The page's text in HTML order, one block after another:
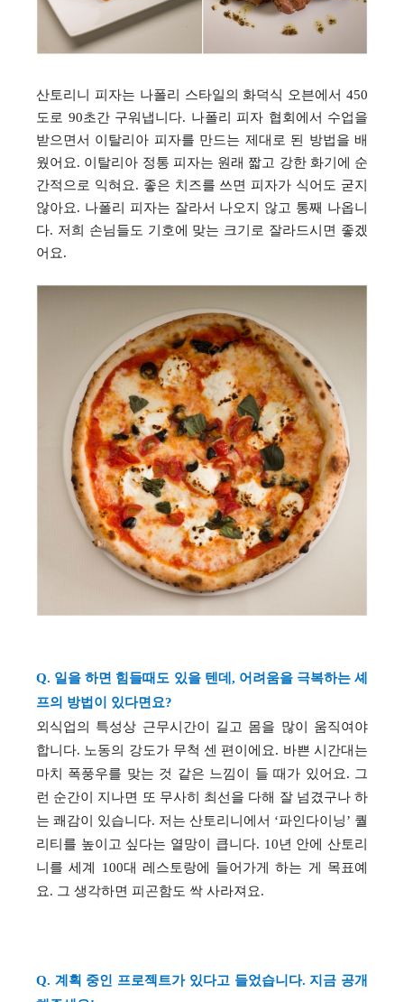
산토리니 피자는 나폴리 스타일의 화덕식 오븐에서 450
도로 90초간 구워냅니다. 나폴리 피자 협회에서 수업을
받으면서 이탈리아 피자를 만드는 제대로 된 방법을 배
웠어요. 이탈리아 정통 피자는 원래 짧고 강한 화기에 순
간적으로 익혀요. 좋은 치즈를 쓰면 피자가 식어도 굳지
않아요. 나폴리 피자는 잘라서 나오지 않고 통째 나옵니
다. 저희 손님들도 기호에 맞는 크기로 잘라드시면 좋겠
어요.
Q. 일을 하면 힘들때도 있을 텐데, 어려움을 극복하는 셰
프의 방법이 있다면요?
외식업의 특성상 근무시간이 길고 몸을 많이 움직여야
합니다. 노동의 강도가 무척 센 편이에요. 바쁜 시간대는
마치 폭풍우를 맞는 것 같은 느낌이 들 때가 있어요. 그
런 순간이 지나면 또 무사히 최선을 다해 잘 넘겼구나 하
는 쾌감이 있습니다. 저는 산토리니에서 ‘파인다이닝’ 퀄
리티를 높이고 싶다는 열망이 큽니다. 10년 안에 산토리
니를 세계
100대 레스토랑에 들어가게 하는 게 목표예
요. 그 생각하면 피곤함도 싹 사라져요.
Q. 계획 중인 프로젝트가 있다고 들었습니다. 지금 공개